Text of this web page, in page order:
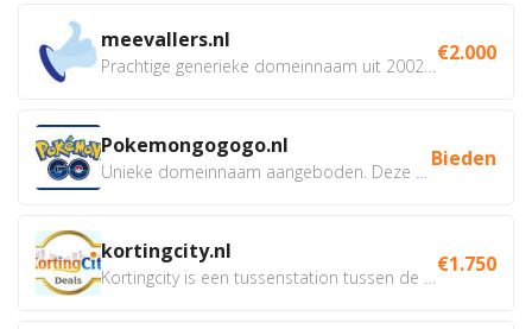
meevallers.nl €2.000
Pokemongogogo.nl Bieden
kortingcity.nl €1.750